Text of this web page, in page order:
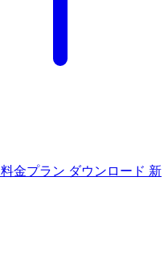
料金プラン ダウンロード 新